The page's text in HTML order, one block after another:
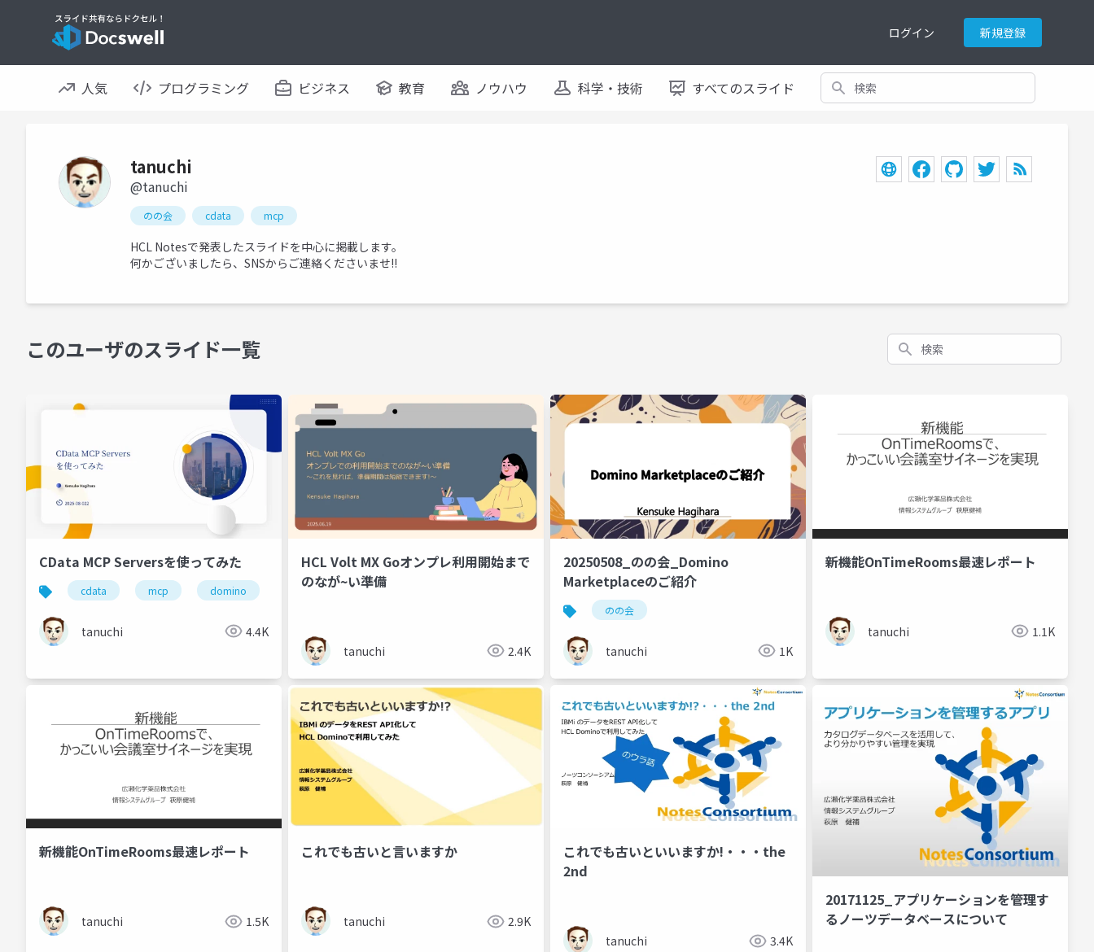
ログイン 新規登録
人気 プログラミング ビジネス 教育 ノウハウ 科学・技術 すべてのスライド 検索
tanuchi
@tanuchi
のの会 cdata mcp
HCL Notesで発表したスライドを中心に掲載します。
何かございましたら、SNSからご連絡くださいませ!!
このユーザのスライド一覧 検索
CData MCP Serversを使ってみた
cdata mcp domino
tanuchi 4.4K
HCL Volt MX Goオンプレ利用開始まで
のなが~い準備
tanuchi 2.4K
20250508_のの会_Domino
Marketplaceのご紹介
のの会
tanuchi 1K
新機能OnTimeRooms最速レポート
tanuchi 1.1K
新機能OnTimeRooms最速レポート
tanuchi 1.5K
これでも古いと言いますか
tanuchi 2.9K
これでも古いといいますか!・・・the
2nd
tanuchi 3.4K
20171125_アプリケーションを管理す
るノーツデータベースについて